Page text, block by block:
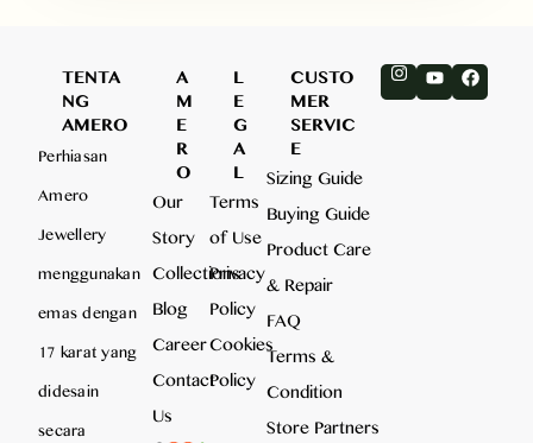
TENTA
NG
AMERO
Perhiasan
Amero
Jewellery
menggunakan
emas dengan
17 karat yang
didesain
secara
A
M
E
R
O
Our
Story
Collections
Blog
Career
Contact
Us
L
E
G
A
L
Terms
of Use
Privacy
Policy
Cookies
Policy
CUSTO
MER
SERVIC
E
Sizing Guide
Buying Guide
Product Care
& Repair
FAQ
Terms &
Condition
Store Partners